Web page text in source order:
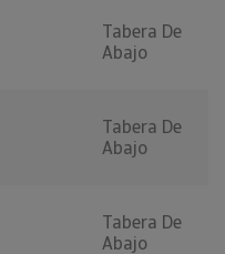
Tabera De
Abajo
Tabera De
Abajo
Tabera De
Abajo